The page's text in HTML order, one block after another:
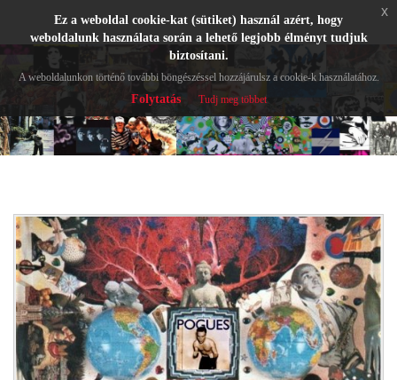
Ez a weboldal cookie-kat (sütiket) használ azért, hogy
weboldalunk használata során a lehető legjobb élményt tudjuk
biztosítani.
A weboldalunkon történő további böngészéssel hozzájárulsz a cookie-k használatához.
Folytatás Tudj meg többet
x